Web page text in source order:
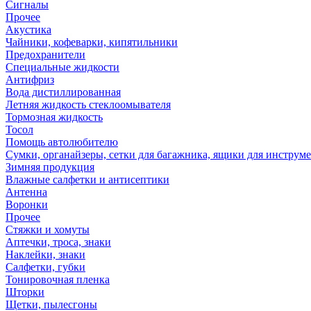
Сигналы
Прочее
Акустика
Чайники, кофеварки, кипятильники
Предохранители
Специальные жидкости
Антифриз
Вода дистиллированная
Летняя жидкость стеклоомывателя
Тормозная жидкость
Тосол
Помощь автолюбителю
Сумки, органайзеры, сетки для багажника, ящики для
Зимняя продукция
Влажные салфетки и антисептики
Антенна
Воронки
Прочее
Стяжки и хомуты
Аптечки, троса, знаки
Наклейки, знаки
Салфетки, губки
Тонировочная пленка
Шторки
Щетки, пылесгоны